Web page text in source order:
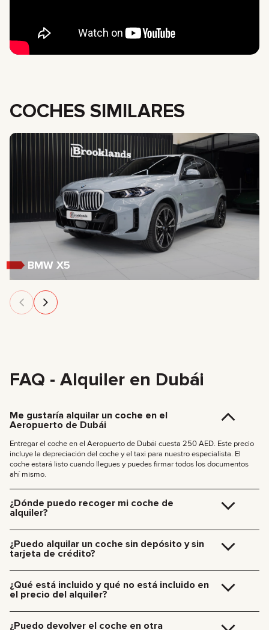
COCHES SIMILARES
BMW X5
FAQ - Alquiler en Dubái
Me gustaría alquilar un coche en el
Aeropuerto de Dubái
Entregar el coche en el Aeropuerto de Dubái cuesta 250 AED. Este precio
incluye la depreciación del coche y el taxi para nuestro especialista. El
coche estará listo cuando llegues y puedes firmar todos los documentos
ahí mismo.
¿Dónde puedo recoger mi coche de
alquiler?
a tu hotel o al Aeropuerto de Dubái. Nos encontraremos contigo en el lugar
que elijas y gestionaremos toda la documentación en el momento.
235 AED (+5% IVA) para entregas nocturnas (21:00 – 09:00)
La entrega a otros emiratos está disponible bajo petición.
¿Puedo alquilar un coche sin depósito y sin
tarjeta de crédito?
efectivo o criptomonedas.
¿Qué está incluido y qué no está incluido en
el precio del alquiler?
Los cargos adicionales incluyen: gasolina, peajes, multas, exceso de
¿Puedo devolver el coche en otra